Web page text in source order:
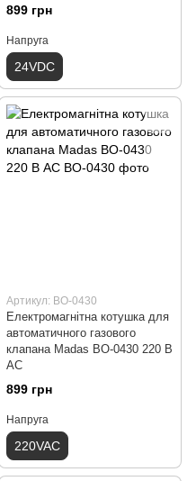
899 грн
Напруга
24VDC
Артикул: ВО-0430
Електромагнітна котушка для
автоматичного газового
клапана Madas BО-0430 220 В
AС
899 грн
Напруга
220VAC